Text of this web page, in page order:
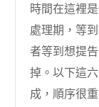
時間在這裡
處理期，等
者等到想提
掉。以下這
成，順序很重